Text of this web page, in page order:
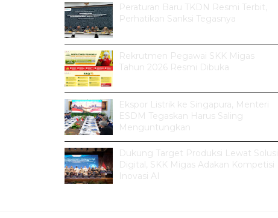
Peraturan Baru TKDN Resmi Terbit,
Perhatikan Sanksi Tegasnya
Rekrutmen Pegawai SKK Migas
Tahun 2026 Resmi Dibuka
Ekspor Listrik ke Singapura, Menteri
ESDM Tegaskan Harus Saling
Menguntungkan
Dukung Target Produksi Lewat Solusi
Digital, SKK Migas Adakan Kompetisi
Inovasi AI